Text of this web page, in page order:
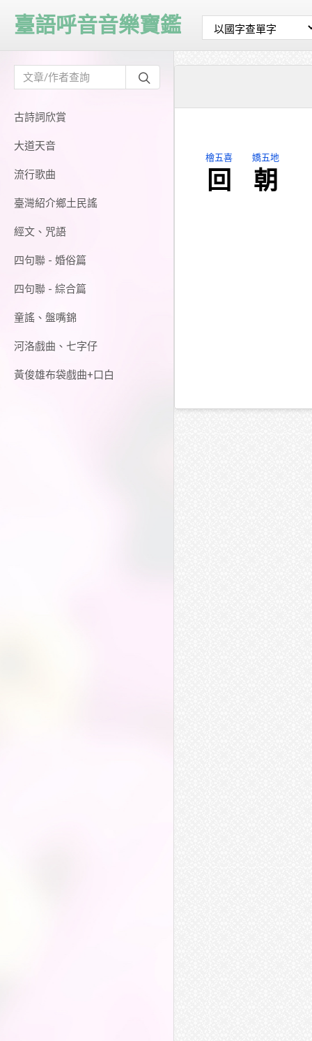
古詩詞欣賞
大道天音
流行歌曲
臺灣紹介鄉土民謠
經文、咒語
四句聯 - 婚俗篇
四句聯 - 綜合篇
童謠、盤嘴錦
河洛戲曲、七字仔
黃俊雄布袋戲曲+口白
臺語呼音音樂寶鑑
檜五喜
回
嬌五地
朝